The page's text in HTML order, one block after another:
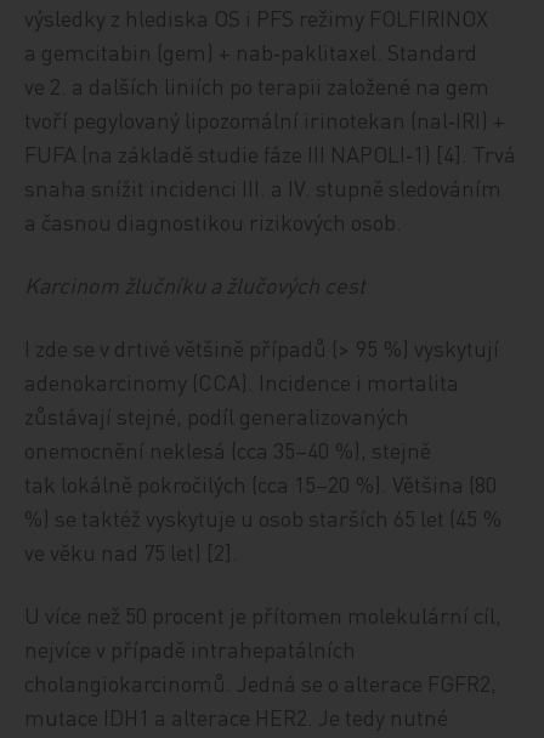
výsledky z hlediska OS i PFS režimy FOLFIRINOX
a gemcitabin (gem) + nab­‑paklitaxel. Standard
ve 2. a dalších liniích po terapii založené na gem
tvoří pegylovaný lipozomální irinotekan (nal‑IRI) +
FUFA (na základě studie fáze III NAPOLI‑1) [4]. Trvá
snaha snížit incidenci III. a IV. stupně sledováním
a časnou diagnostikou rizikových osob.
Karcinom žlučníku a žlučových cest
I zde se v drtivé většině případů (> 95 %) vyskytují
adenokarcinomy (CCA). Incidence i mortalita
zůstávají stejné, podíl generalizovaných
onemocnění neklesá (cca 35–40 %), stejně
tak lokálně pokročilých (cca 15–20 %). Většina (80
%) se taktéž vyskytuje u osob starších 65 let (45 %
ve věku nad 75 let) [2].
U více než 50 procent je přítomen molekulární cíl,
nejvíce v případě intrahepatálních
cholangiokarcinomů. Jedná se o alterace FGFR2,
mutace IDH1 a alterace HER2. Je tedy nutné